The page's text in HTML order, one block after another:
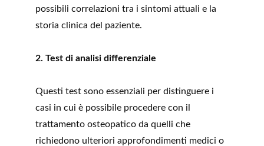
possibili correlazioni tra i sintomi attuali e la
storia clinica del paziente.
2. Test di analisi differenziale
Questi test sono essenziali per distinguere i
casi in cui è possibile procedere con il
trattamento osteopatico da quelli che
richiedono ulteriori approfondimenti medici o